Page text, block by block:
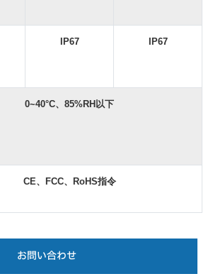
IP67 IP67
0~40°C、85%RH以下
CE、FCC、RoHS指令
お問い合わせ